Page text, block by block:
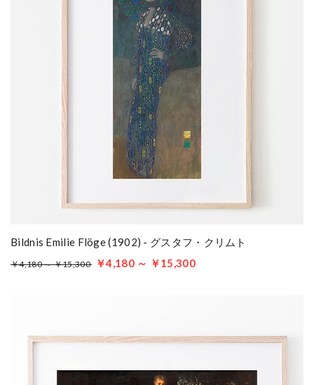
Bildnis Emilie Flöge (1902) - グスタフ・クリムト
￥4,180 ～ ￥15,300 ￥4,180 ～ ￥15,300